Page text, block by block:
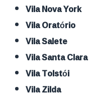
Vila Nova York
Vila Oratório
Vila Salete
Vila Santa Clara
Vila Tolstói
Vila Zilda